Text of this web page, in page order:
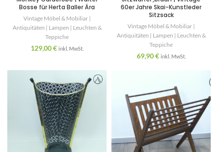
Bosse für Herta Baller Ära
Vintage Möbel & Mobiliar |
Antiquitäten | Lampen | Leuchten &
Teppiche
129,00€ inkl. MwSt.
60er Jahre Skai-Kunstleder
Sitzsack
Vintage Möbel & Mobiliar |
Antiquitäten | Lampen | Leuchten &
Teppiche
69,90€ inkl. MwSt.